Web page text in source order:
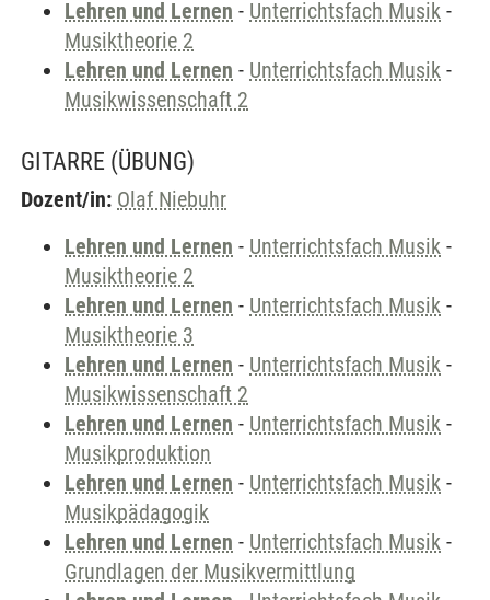
Lehren und Lernen - Unterrichtsfach Musik -
Musiktheorie 2
Lehren und Lernen - Unterrichtsfach Musik -
Musikwissenschaft 2
GITARRE (ÜBUNG)
Dozent/in: Olaf Niebuhr
Lehren und Lernen - Unterrichtsfach Musik -
Musiktheorie 2
Lehren und Lernen - Unterrichtsfach Musik -
Musiktheorie 3
Lehren und Lernen - Unterrichtsfach Musik -
Musikwissenschaft 2
Lehren und Lernen - Unterrichtsfach Musik -
Musikproduktion
Lehren und Lernen - Unterrichtsfach Musik -
Musikpädagogik
Lehren und Lernen - Unterrichtsfach Musik -
Grundlagen der Musikvermittlung